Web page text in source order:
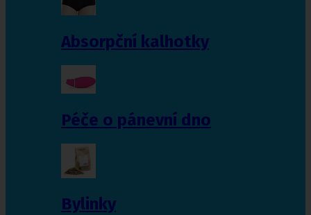
Absorpční kalhotky
Péče o pánevní dno
Bylinky